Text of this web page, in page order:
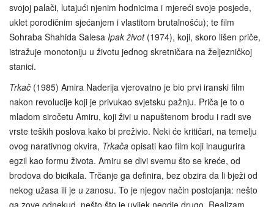
svojoj palači, lutajući njenim hodnicima i mjereći svoje posjede,
uklet porodičnim sjećanjem i vlastitom brutalnošću); te film
Sohraba Shahida Salesa Ipak život(1974), koji, skoro lišen priče,
istražuje monotoniju u životu jednog skretničara na željezničkoj
stanici.
Trkač (1985) Amira Naderija vjerovatno je bio prvi iranski film
nakon revolucije koji je privukao svjetsku pažnju. Priča je to o
mladom siročetu Amiru, koji živi u napuštenom brodu i radi sve
vrste teških poslova kako bi preživio. Neki će kritičari, na temelju
ovog narativnog okvira, Trkača opisati kao film koji inaugurira
egzil kao formu života. Amiru se divi svemu što se kreće, od
brodova do bicikala. Trčanje ga definira, bez obzira da li bježi od
nekog užasa ili je u zanosu. To je njegov način postojanja: nešto
ga zove odnekud, nešto što je uvijek negdje drugo. Realizam,